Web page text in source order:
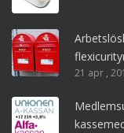
21 apr ,